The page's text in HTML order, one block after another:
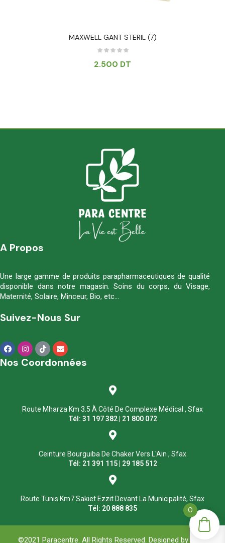
MAXWELL GANT STERIL (7)
2.500 DT
A Propos
Une large gamme de produits parapharmaceutiques de qualité
disponible dans notre magasin. Soins du corps, du Visage,
Maternité, Solaire, Minceur, Bio, etc…
Suivez-Nous Sur
Nos Coordonnées
Route Mharza Km 3.5 À Côté De Complexe Médical , Sfax
Tél: 31 197 382 | 21 800 072
Ceinture Bourguiba De Chaker Vers L'Ain , Sfax
Tél: 21 391 115 | 29 185 512
Route Tunis Km7 Sakiet Ezzit Devant La Municipalité, Sfax
Tél: 20 888 835
©2021 Paracentre. All Rights Reserved. Designed by
0